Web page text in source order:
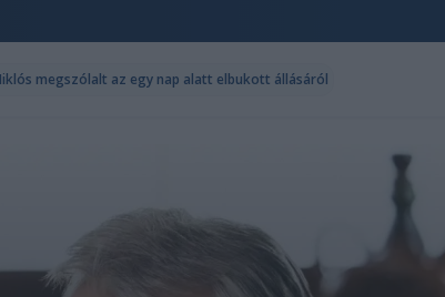
megszólalt az egy nap alatt elbukott állásáról